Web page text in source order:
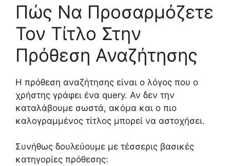
Πώς Να Προσαρμόζετε
Τον Τίτλο Στην
Πρόθεση Αναζήτησης
Η πρόθεση αναζήτησης είναι ο λόγος που ο
χρήστης γράφει ένα query. Αν δεν την
καταλάβουμε σωστά, ακόμα και ο πιο
καλογραμμένος τίτλος μπορεί να αστοχήσει.
Συνήθως δουλεύουμε με τέσσερις βασικές
κατηγορίες πρόθεσης: